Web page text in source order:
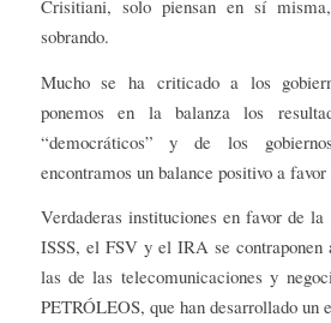
Crisitiani, solo piensan en sí
sobrando.
Mucho se ha criticado a los
ponemos en la balanza los
“democráticos” y de los
encontramos un balance positivo a favor
Verdaderas instituciones en favor de
ISSS, el FSV y el IRA se contraponen
las de las telecomunicaciones y
PETRÓLEOS, que han desarrollado un